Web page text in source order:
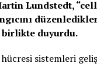
Lundstedt,
duyurdu.
sistemleri